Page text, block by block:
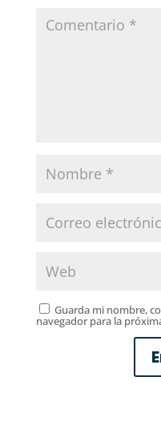
Guarda mi nombre,
navegador para la